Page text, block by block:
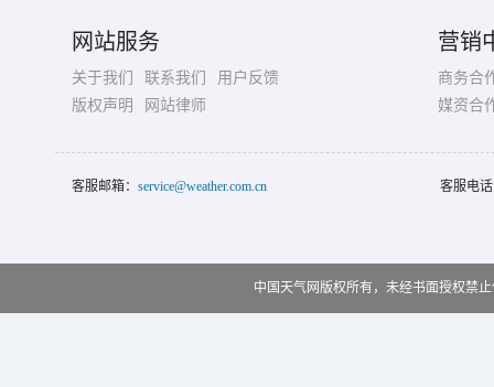
网站服务
关于我们 联系我们
用户反馈
版权声明
网站律师
营销
商务合
媒资合
客服邮箱： service@weather.com.cn 客服电
中国天气网版权所有，未经书面授权